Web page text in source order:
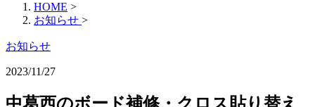
HOME >
お知らせ >
お知らせ
2023/11/27